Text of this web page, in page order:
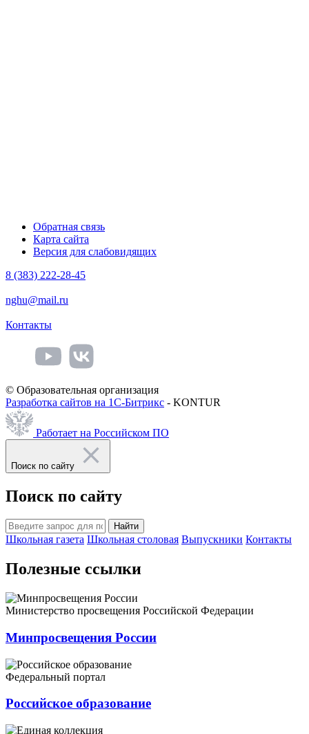
Обратная связь
Карта сайта
Версия для слабовидящих
8 (383) 222-28-45
nghu@mail.ru
Контакты
© Образовательная организация
Разработка сайтов на 1С-Битрикс - KONTUR
Работает на Российском ПО
Поиск по сайту
Поиск по сайту
Найти
Школьная газета Школьная столовая Выпускники Контакты
Полезные ссылки
Министерство просвещения Российской Федерации
Минпросвещения России
Федеральный портал
Российское образование